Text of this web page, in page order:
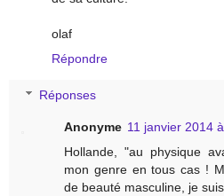
olaf
Répondre
Réponses
Anonyme 11 janvier 2014
Hollande, "au physique
mon genre en tous cas !
de beauté masculine, je